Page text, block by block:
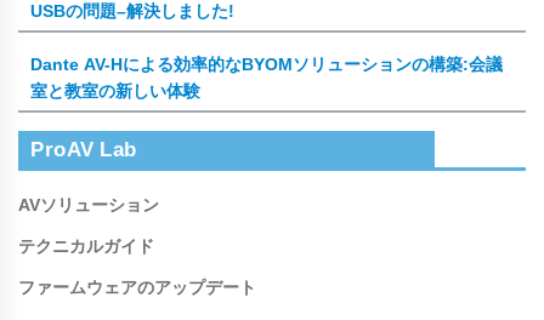
USBの問題–解決しました!
Dante AV-Hによる効率的なBYOMソリューションの構築:会議
室と教室の新しい体験
ProAV Lab
AVソリューション
テクニカルガイド
ファームウェアのアップデート